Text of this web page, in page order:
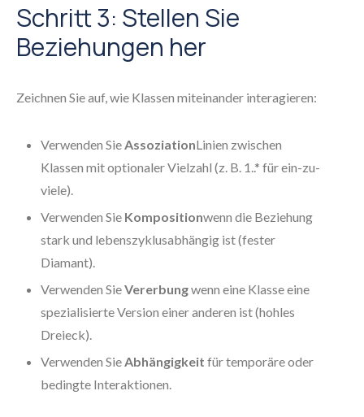
Schritt 3: Stellen Sie
Beziehungen her
Zeichnen Sie auf, wie Klassen miteinander interagieren:
Verwenden SieAssoziationLinien zwischen
Klassen mit optionaler Vielzahl (z. B. 1..* für ein-zu-
viele).
Verwenden Sie Kompositionwenn die Beziehung
stark und lebenszyklusabhängig ist (fester
Diamant).
Verwenden SieVererbungwenn eine Klasse eine
spezialisierte Version einer anderen ist (hohles
Dreieck).
Verwenden SieAbhängigkeit für temporäre oder
bedingte Interaktionen.